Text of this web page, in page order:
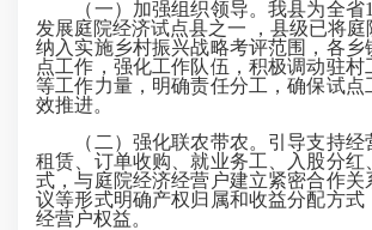
（一）加强组织领导。我县为全省
发展庭院经济试点县之一 ，县级已将
纳入实施乡村振兴战略考评范围，各乡
点工作，强化工作队伍，积极调动驻村
等工作力量，明确责任分工，确保试点
效推进。
（二）强化联农带农。引导支持经
租赁、订单收购、就业务工、入股分红
式，与庭院经济经营户建立紧密合作关
议等形式明确产权归属和收益分配方式
经营户权益。